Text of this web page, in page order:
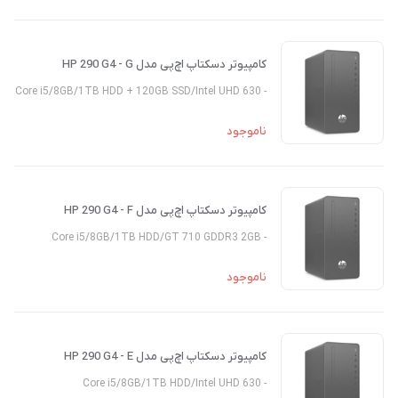
کامپیوتر دسکتاپ اچ‌پی مدل HP 290 G4 - G
- Core i5/8GB/1TB HDD + 120GB SSD/Intel UHD 630
ناموجود
کامپیوتر دسکتاپ اچ‌پی مدل HP 290 G4 - F
- Core i5/8GB/1TB HDD/GT 710 GDDR3 2GB
ناموجود
کامپیوتر دسکتاپ اچ‌پی مدل HP 290 G4 - E
- Core i5/8GB/1TB HDD/Intel UHD 630